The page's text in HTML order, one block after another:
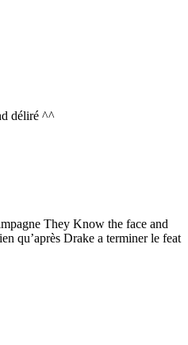
déliré ^^
They Know the face and
qu’après Drake a terminer le feat